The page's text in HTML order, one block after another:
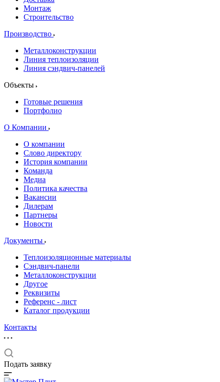
Монтаж
Строительство
Производство
Металлоконструкции
Линия теплоизоляции
Линия сэндвич-панелей
Объекты
Готовые решения
Портфолио
О Компании
О компании
Слово директору
История компании
Команда
Медиа
Политика качества
Вакансии
Дилерам
Партнеры
Новости
Документы
Теплоизоляционные материалы
Сэндвич-панели
Металлоконструкции
Другое
Реквизиты
Референс - лист
Каталог продукции
Контакты
Подать заявку